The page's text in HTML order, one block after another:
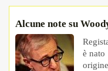
Alcune note su
è